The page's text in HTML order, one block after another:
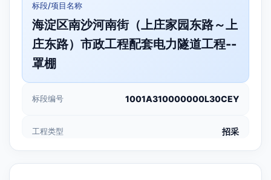
标段/项目名称
海淀区南沙河南街（上庄家园东路～上
庄东路）市政工程配套电力隧道工程--
罩棚
标段编号 1001A310000000L30CEY
工程类型 招采